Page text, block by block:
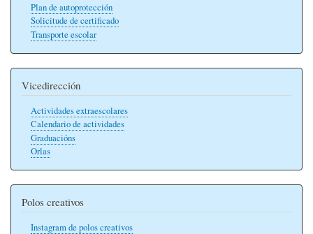
Plan de autoprotección
Solicitude de certificado
Transporte escolar
Vicedirección
Actividades extraescolares
Calendario de actividades
Graduacións
Orlas
Polos creativos
Instagram de polos creativos